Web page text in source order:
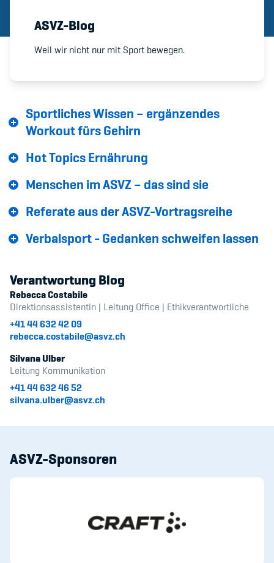
Member's Manual / FAQ
Academy
Blog
Diversität & Inklusion
Kinderbetreuung
Krankenversicherung
Schwangerschaft & Sport
Spitzensport & Studium
Team
Mitgliedervereine
ASVZ-Blog
Weil wir nicht nur mit Sport bewegen.
Sportliches Wissen – ergänzendes
Workout fürs Gehirn
Hot Topics Ernährung
Menschen im ASVZ – das sind sie
Referate aus der ASVZ-Vortragsreihe
Verbalsport - Gedanken schweifen lassen
Verantwortung Blog
Rebecca Costabile
Direktionsassistentin | Leitung Office | Ethikverantwortliche
+41 44 632 42 09
rebecca.costabile@asvz.ch
Silvana Ulber
Leitung Kommunikation
+41 44 632 46 52
silvana.ulber@asvz.ch
ASVZ-Sponsoren